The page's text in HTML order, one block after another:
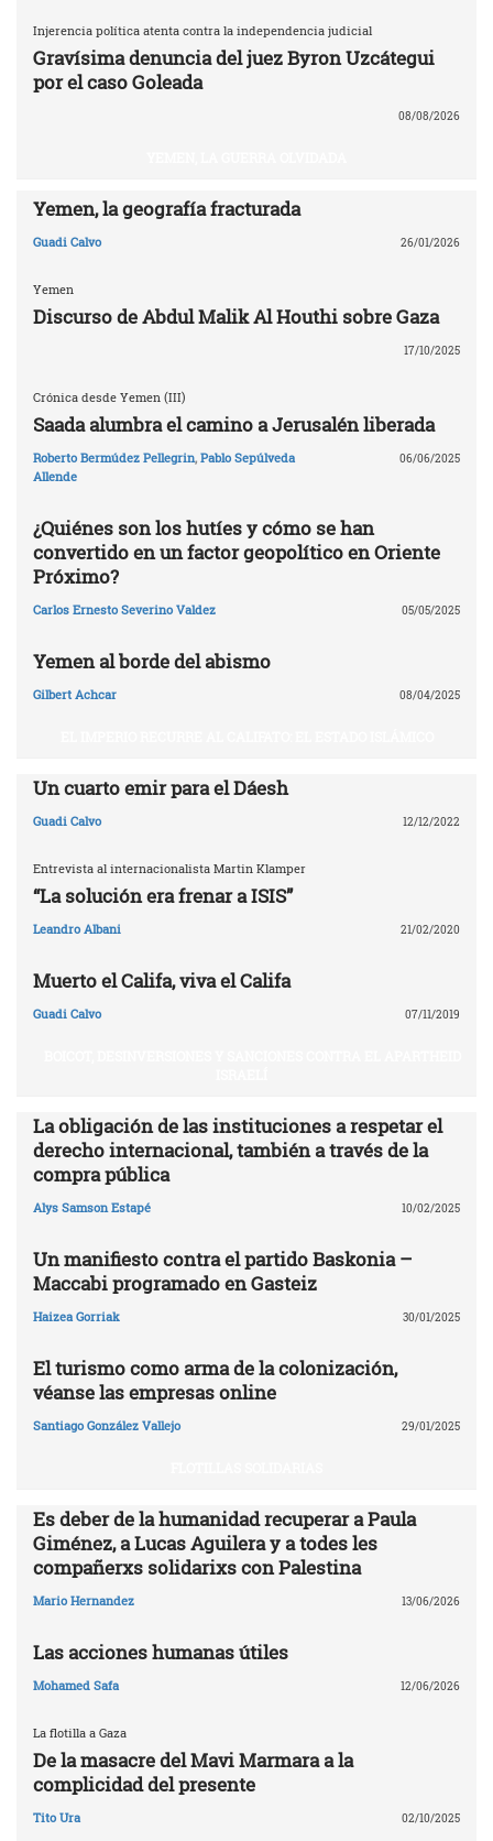
Injerencia política atenta contra la independencia judicial
Gravísima denuncia del juez Byron Uzcátegui
por el caso Goleada
08/08/2026
Yemen, la geografía fracturada
Guadi Calvo 26/01/2026
Yemen
Discurso de Abdul Malik Al Houthi sobre Gaza
17/10/2025
Crónica desde Yemen (III)
Saada alumbra el camino a Jerusalén liberada
Roberto Bermúdez Pellegrin, Pablo Sepúlveda
Allende
06/06/2025
¿Quiénes son los hutíes y cómo se han
convertido en un factor geopolítico en Oriente
Próximo?
Carlos Ernesto Severino Valdez 05/05/2025
Yemen al borde del abismo
Gilbert Achcar 08/04/2025
Un cuarto emir para el Dáesh
Guadi Calvo 12/12/2022
Entrevista al internacionalista Martin Klamper
“La solución era frenar a ISIS”
Leandro Albani 21/02/2020
Muerto el Califa, viva el Califa
Guadi Calvo 07/11/2019
La obligación de las instituciones a respetar el
derecho internacional, también a través de la
compra pública
Alys Samson Estapé 10/02/2025
Un manifiesto contra el partido Baskonia –
Maccabi programado en Gasteiz
Haizea Gorriak 30/01/2025
El turismo como arma de la colonización,
véanse las empresas online
Santiago González Vallejo 29/01/2025
Es deber de la humanidad recuperar a Paula
Giménez, a Lucas Aguilera y a todes les
compañerxs solidarixs con Palestina
Mario Hernandez 13/06/2026
Las acciones humanas útiles
Mohamed Safa 12/06/2026
La flotilla a Gaza
De la masacre del Mavi Marmara a la
complicidad del presente
Tito Ura 02/10/2025